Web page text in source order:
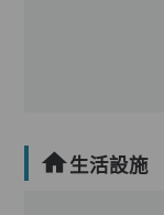
生活設施